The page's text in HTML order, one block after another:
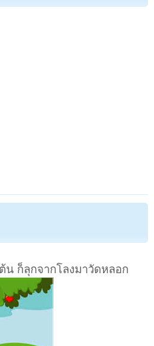
น ก็ลุกจากโลงมาวัดหลอก